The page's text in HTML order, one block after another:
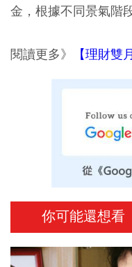
金，根據不同景氣階
閱讀更多》 【理財
你可能還想看